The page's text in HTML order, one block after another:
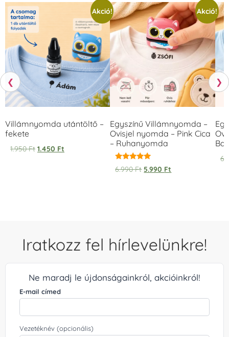
❮
Akció!
Villámnyomda utántöltő –
fekete
1.950Ft 1.450 Ft
Akció!
Egyszínű Villámnyomda –
Ovisjel nyomda – Pink Cica
– Ruhanyomda
Értékelés:
5.00
6.990Ft 5.990 Ft
❯
Iratkozz fel hírlevelünkre!
Ne maradj le újdonságainkról, akcióinkról!
E-mail címed
Vezetéknév (opcionális)